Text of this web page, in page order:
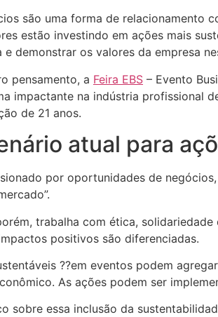
são uma forma de relacionamento
estão investindo em ações mais
demonstrar os valores da empresa
pensamento, a Feira EBS – Evento
impactante na indústria profissional
de 21 anos.
atual para
por oportunidades de
trabalha com ética,
positivos são diferenciadas.
??em eventos podem
As ações podem ser
sobre essa inclusão da